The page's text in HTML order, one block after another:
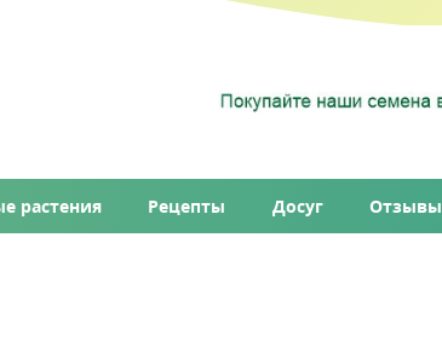
растения Рецепты Досуг Отзывы